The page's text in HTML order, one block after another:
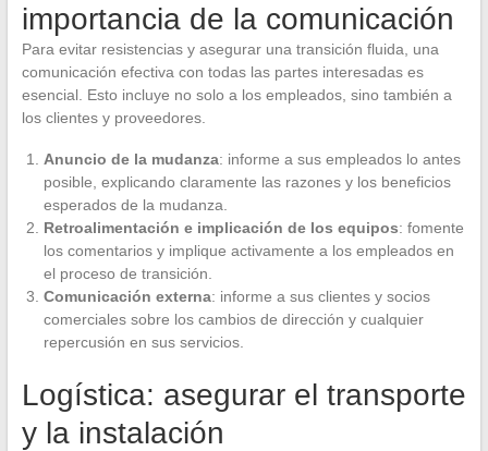
importancia de la comunicación
Para evitar resistencias y asegurar una transición fluida, una
comunicación efectiva con todas las partes interesadas es
esencial. Esto incluye no solo a los empleados, sino también a
los clientes y proveedores.
Anuncio de la mudanza: informe a sus empleados lo antes
posible, explicando claramente las razones y los beneficios
esperados de la mudanza.
Retroalimentación e implicación de los equipos: fomente
los comentarios y implique activamente a los empleados en
el proceso de transición.
Comunicación externa: informe a sus clientes y socios
comerciales sobre los cambios de dirección y cualquier
repercusión en sus servicios.
Logística: asegurar el transporte
y la instalación